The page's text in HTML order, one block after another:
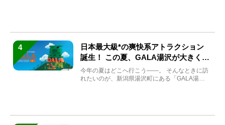
4
日本最大級*の爽快系アトラクション
誕生！ この夏、GALA湯沢が大きく生
まれ変わる
今年の夏はどこへ行こう――。 そんなときに訪
れたいのが、新潟県湯沢町にある「GALA湯